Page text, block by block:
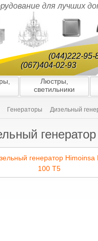
для лучших
(044)222-95-
(067)404-02-93
Генераторы Дизельный
Люстры,
светильники